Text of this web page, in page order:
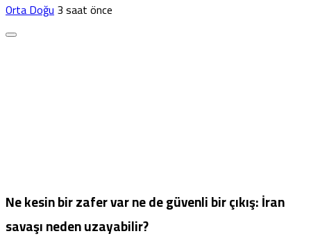
Orta Doğu3 saat önce
Ne kesin bir zafer var ne de güvenli bir çıkış: İran
savaşı neden uzayabilir?